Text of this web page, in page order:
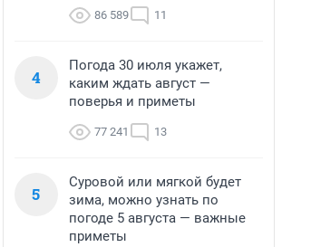
86 589 11
4
Погода 30 июля укажет,
каким ждать август —
поверья и приметы
77 241 13
5
Суровой или мягкой будет
зима, можно узнать по
погоде 5 августа — важные
приметы